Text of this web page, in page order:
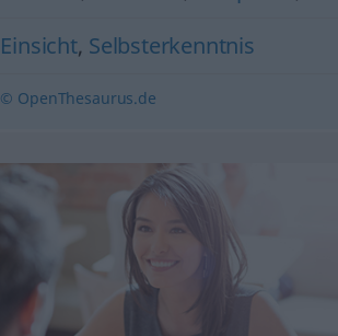
Einsicht, Selbsterkenntnis
© OpenThesaurus.de